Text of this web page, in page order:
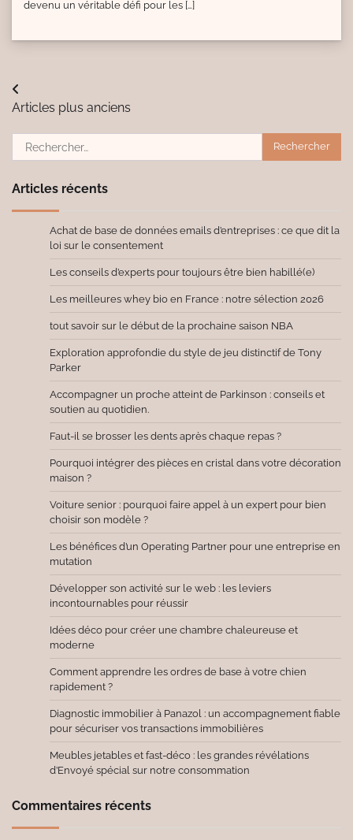
devenu un véritable défi pour les […]
Navigation
articles
Articles plus anciens
Rechercher :
Articles récents
Achat de base de données emails d’entreprises : ce que dit la
loi sur le consentement
Les conseils d’experts pour toujours être bien habillé(e)
Les meilleures whey bio en France : notre sélection 2026
tout savoir sur le début de la prochaine saison NBA
Exploration approfondie du style de jeu distinctif de Tony
Parker
Accompagner un proche atteint de Parkinson : conseils et
soutien au quotidien.
Faut-il se brosser les dents après chaque repas ?
Pourquoi intégrer des pièces en cristal dans votre décoration
maison ?
Voiture senior : pourquoi faire appel à un expert pour bien
choisir son modèle ?
Les bénéfices d’un Operating Partner pour une entreprise en
mutation
Développer son activité sur le web : les leviers
incontournables pour réussir
Idées déco pour créer une chambre chaleureuse et
moderne
Comment apprendre les ordres de base à votre chien
rapidement ?
Diagnostic immobilier à Panazol : un accompagnement fiable
pour sécuriser vos transactions immobilières
Meubles jetables et fast-déco : les grandes révélations
d’Envoyé spécial sur notre consommation
Commentaires récents